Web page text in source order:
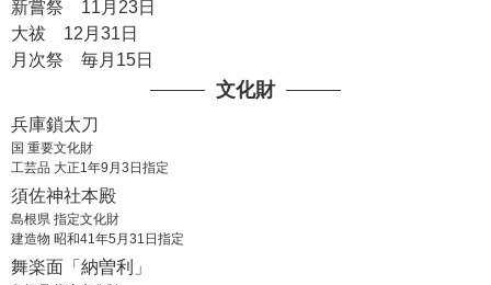
湍津姫命
境外摂社 須賀神社
新嘗祭 11月23日
大祓 12月31日
月次祭 毎月15日
文化財
兵庫鎖太刀
国 重要文化財
工芸品 大正1年9月3日指定
須佐神社本殿
島根県 指定文化財
建造物 昭和41年5月31日指定
舞楽面「納曽利」